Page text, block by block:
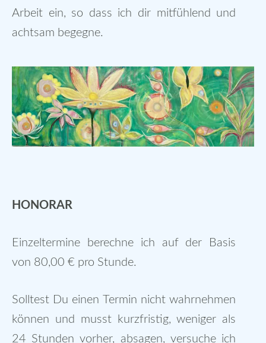
Arbeit ein, so dass ich dir mitfühlend und
achtsam begegne.
HONORAR
Einzeltermine berechne ich auf der Basis
von 80,00 € pro Stunde.
Solltest Du einen Termin nicht wahrnehmen
können und musst kurzfristig, weniger als
24 Stunden vorher, absagen, versuche ich